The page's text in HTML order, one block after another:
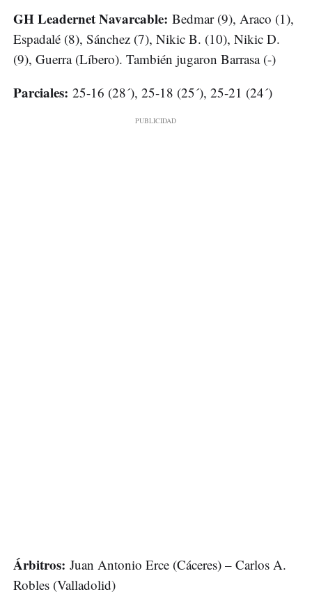
GH Leadernet Navarcable: Bedmar (9), Araco (1),
Espadalé (8), Sánchez (7), Nikic B. (10), Nikic D.
(9), Guerra (Líbero). También jugaron Barrasa (-)
Parciales: 25-16 (28´), 25-18 (25´), 25-21 (24´)
Árbitros: Juan Antonio Erce (Cáceres) – Carlos A.
Robles (Valladolid)